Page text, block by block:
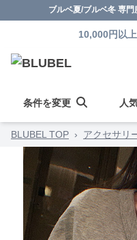
ブルベ夏/ブルベ冬 専
10,000円以
条件を変更 人
BLUBEL TOP › アクセサリ